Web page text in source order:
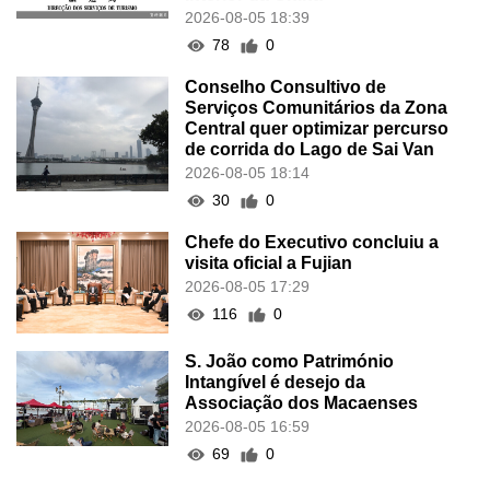
2026-08-05 18:39
78
0
Conselho Consultivo de
Serviços Comunitários da Zona
Central quer optimizar percurso
de corrida do Lago de Sai Van
2026-08-05 18:14
30
0
Chefe do Executivo concluiu a
visita oficial a Fujian
2026-08-05 17:29
116
0
S. João como Património
Intangível é desejo da
Associação dos Macaenses
2026-08-05 16:59
69
0